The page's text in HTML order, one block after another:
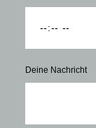
Deine Nachricht